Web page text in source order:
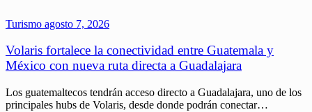
Turismo agosto 7, 2026
Volaris fortalece la conectividad entre Guatemala y
México con nueva ruta directa a Guadalajara
Los guatemaltecos tendrán acceso directo a Guadalajara, uno de los
principales hubs de Volaris, desde donde podrán conectar…